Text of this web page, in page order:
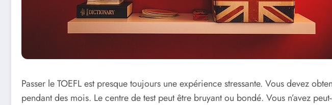
Passer le TOEFL est presque toujours une expérience stressante. Vous devez
pendant des mois. Le centre de test peut être bruyant ou bondé. Vous n’avez